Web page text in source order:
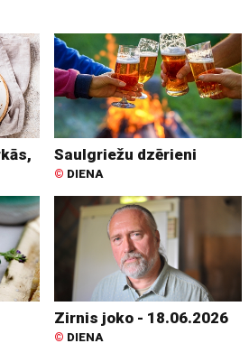
Saulgriežu dzērieni
© DIENA
Zirnis joko - 18.06.2026
© DIENA